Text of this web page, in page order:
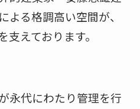
よる格調高い空間が、
えております。
永代にわたり管理を行